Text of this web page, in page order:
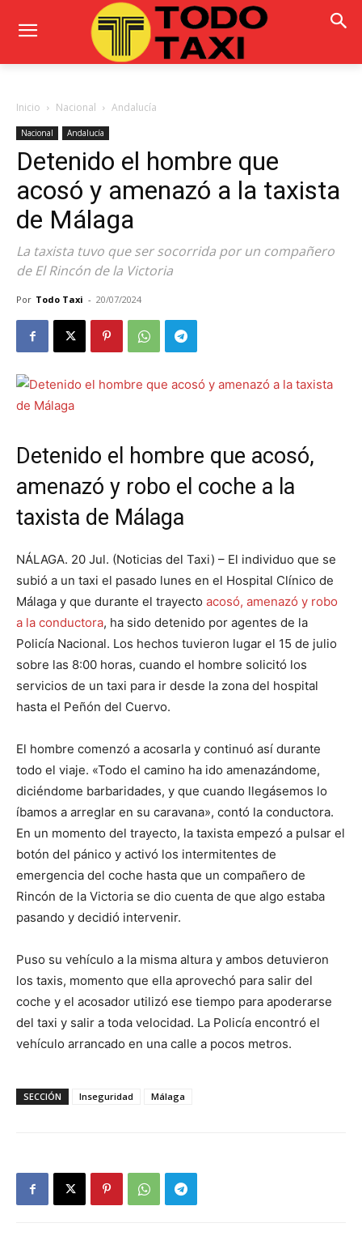
Inicio Nacional Andalucía
Nacional Andalucía
Detenido el hombre que
acosó y amenazó a la taxista
de Málaga
La taxista tuvo que ser socorrida por un compañero
de El Rincón de la Victoria
Por Todo Taxi - 20/07/2024
Detenido el hombre que acosó,
amenazó y robo el coche a la
taxista de Málaga
NÁLAGA. 20 Jul. (Noticias del Taxi) – El individuo que se
subió a un taxi el pasado lunes en el Hospital Clínico de
Málaga y que durante el trayecto acosó, amenazó y robo
a la conductora, ha sido detenido por agentes de la
Policía Nacional. Los hechos tuvieron lugar el 15 de julio
sobre las 8:00 horas, cuando el hombre solicitó los
servicios de un taxi para ir desde la zona del hospital
hasta el Peñón del Cuervo.
El hombre comenzó a acosarla y continuó así durante
todo el viaje. «Todo el camino ha ido amenazándome,
diciéndome barbaridades, y que cuando llegásemos lo
íbamos a arreglar en su caravana», contó la conductora.
En un momento del trayecto, la taxista empezó a pulsar el
botón del pánico y activó los intermitentes de
emergencia del coche hasta que un compañero de
Rincón de la Victoria se dio cuenta de que algo estaba
pasando y decidió intervenir.
Puso su vehículo a la misma altura y ambos detuvieron
los taxis, momento que ella aprovechó para salir del
coche y el acosador utilizó ese tiempo para apoderarse
del taxi y salir a toda velocidad. La Policía encontró el
vehículo arrancado en una calle a pocos metros.
SECCIÓN Inseguridad Málaga